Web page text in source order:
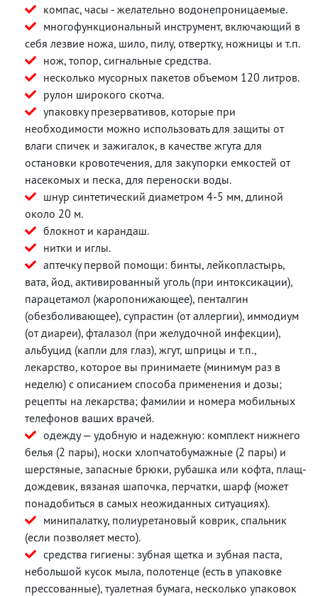
компас, часы - желательно водонепроницаемые.
многофункциональный инструмент, включающий в
себя лезвие ножа, шило, пилу, отвертку, ножницы и т.п.
нож, топор, сигнальные средства.
несколько мусорных пакетов объемом 120 литров.
рулон широкого скотча.
упаковку презервативов, которые при
необходимости можно использовать для защиты от
влаги спичек и зажигалок, в качестве жгута для
остановки кровотечения, для закупорки емкостей от
насекомых и песка, для переноски воды.
шнур синтетический диаметром 4-5 мм, длиной
около 20 м.
блокнот и карандаш.
нитки и иглы.
аптечку первой помощи: бинты, лейкопластырь,
вата, йод, активированный уголь (при интоксикации),
парацетамол (жаропонижающее), пенталгин
(обезболивающее), супрастин (от аллергии), иммодиум
(от диареи), фталазол (при желудочной инфекции),
альбуцид (капли для глаз), жгут, шприцы и т.п.,
лекарство, которое вы принимаете (минимум раз в
неделю) с описанием способа применения и дозы;
рецепты на лекарства; фамилии и номера мобильных
телефонов ваших врачей.
одежду — удобную и надежную: комплект нижнего
белья (2 пары), носки хлопчатобумажные (2 пары) и
шерстяные, запасные брюки, рубашка или кофта, плащ-
дождевик, вязаная шапочка, перчатки, шарф (может
понадобиться в самых неожиданных ситуациях).
минипалатку, полиуретановый коврик, спальник
(если позволяет место).
средства гигиены: зубная щетка и зубная паста,
небольшой кусок мыла, полотенце (есть в упаковке
прессованные), туалетная бумага, несколько упаковок